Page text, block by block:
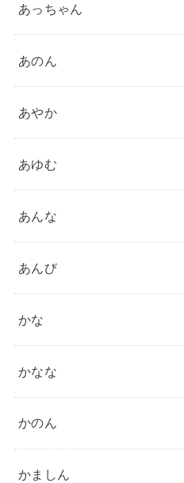
あっちゃん
あのん
あやか
あゆむ
あんな
あんび
かな
かなな
かのん
かましん